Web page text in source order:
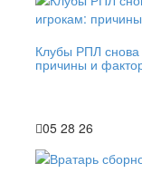
Клубы РПЛ
причины и
05 28 26